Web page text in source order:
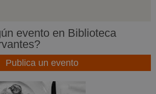
evento en Biblioteca
Publica un evento